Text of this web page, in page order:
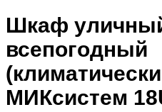
Шкаф
всепогодный
МИКсистем